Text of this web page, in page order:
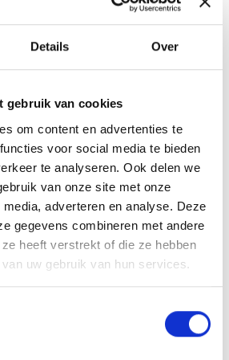
Details Over
gebruik van cookies
om content en advertenties te
voor social media te bieden
te analyseren. Ook delen we
van onze site met onze
adverteren en analyse. Deze
gegevens combineren met andere
heeft verstrekt of die ze hebben
uw gebruik van hun services.
automatische drukopnemers. Aan de
en deskundige
u bijstaan bij alle aspecten van
aan grondwater gerelateerde
met onze praktische kijk op
kunnen wij u optimaal
van de juiste keuzes en het
.
bemalingsplan
eerste levensbehoefte maar leidt
of onderlast. Wanneer het grondwater